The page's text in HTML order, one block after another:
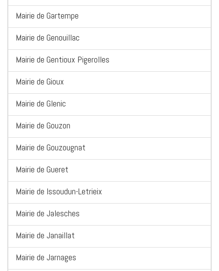
Mairie de Gartempe
Mairie de Genouillac
Mairie de Gentioux Pigerolles
Mairie de Gioux
Mairie de Glenic
Mairie de Gouzon
Mairie de Gouzougnat
Mairie de Gueret
Mairie de Issoudun-Letrieix
Mairie de Jalesches
Mairie de Janaillat
Mairie de Jarnages